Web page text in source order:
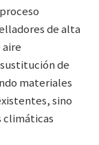
de alta
aire
de
materiales
sino
climáticas